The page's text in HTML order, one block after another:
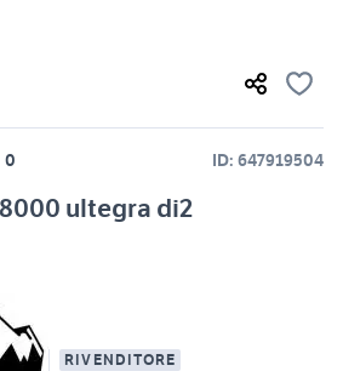
0 ID: 647919504
ultegra di2
RIVENDITORE